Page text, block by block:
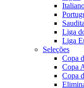
Saudita
Liga
Liga
Seleções
Copa
Copa
Copa